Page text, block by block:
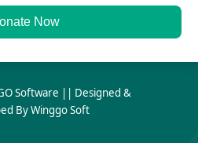
Now
Software || Designed &
By Winggo Soft